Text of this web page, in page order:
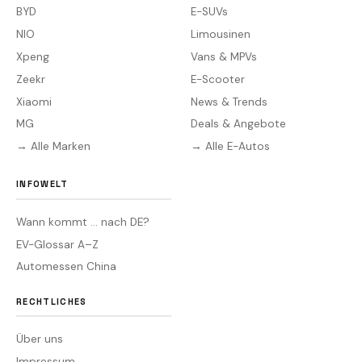
BYD
NIO
Xpeng
Zeekr
Xiaomi
MG
→ Alle Marken
E-SUVs
Limousinen
Vans & MPVs
E-Scooter
News & Trends
Deals & Angebote
→ Alle E-Autos
INFOWELT
Wann kommt … nach DE?
EV-Glossar A–Z
Automessen China
RECHTLICHES
Über uns